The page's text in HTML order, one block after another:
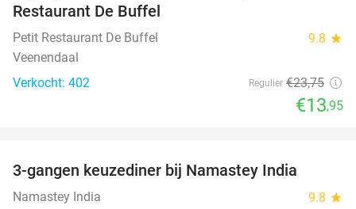
Restaurant De Buffel
Petit Restaurant De Buffel 9.8 star
Veenendaal
Verkocht: 402
Regulier €23,75
€13,95
3-gangen keuzediner bij Namastey India
Namastey India 9.8 star